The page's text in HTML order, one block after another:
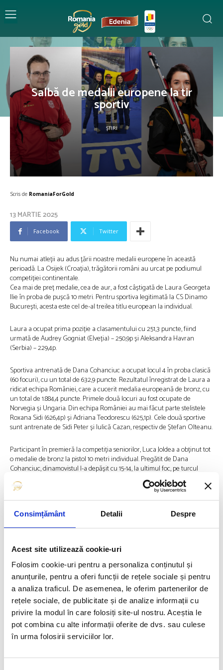
Consimțământ Detalii Despre
Acest site utilizează cookie-uri
Folosim cookie-uri pentru a personaliza conținutul și
anunțurile, pentru a oferi funcții de rețele sociale și pentru
a analiza traficul. De asemenea, le oferim partenerilor de
rețele sociale, de publicitate și de analize informații cu
privire la modul în care folosiți site-ul nostru. Aceștia le
pot combina cu alte informații oferite de dvs. sau culese
în urma folosirii serviciilor lor.
Salbă de medalii europene la tir
sportiv
ȘTIRI
Scris de RomaniaForGold
13 MARTIE 2025
Facebook Twitter
Nu numai atleții au adus țării noastre medalii europene în această
perioadă. La Osijek (Croația), trăgătorii români au urcat pe podiumul
competiției continentale.
Cea mai de preț medalie, cea de aur, a fost câștigată de Laura Georgeta
Ilie în proba de pușcă 10 metri. Pentru sportiva legitimată la CS Dinamo
București, acesta este cel de-al treilea titlu european la individual.
Laura a ocupat prima poziție a clasamentului cu 251,3 puncte, fiind
urmată de Audrey Gogniat (Elveția) – 250,9p și Aleksandra Havran
(Serbia) – 229,4p.
Sportiva antrenată de Dana Cohanciuc a ocupat locul 4 în proba clasică
(60 focuri), cu un total de 632,9 puncte. Rezultatul înregistrat de Laura a
ridicat echipa României, care a cucerit medalia europeană de bronz, cu
un total de 1.884,4 puncte. Primele două locuri au fost ocupate de
Norvegia și Ungaria. Din echipa României au mai făcut parte stelistele
Roxana Sidi (626,4p) și Adriana Teodorescu (625,1p). Cele două sportive
sunt antrenate de Sidi Peter și Iulică Cazan, respectiv de Ștefan Olteanu.
Participant în premieră la competiția seniorilor, Luca Joldea a obținut tot
o medalie de bronz la pistol 10 metri individual. Pregătit de Dana
Cohanciuc, dinamovistul l-a depășit cu 15-14, la ultimul foc, pe turcul
Mustafa Inan.
E de amintit că arădeanul a cucerit alte trei medalii la Campionatul
European, dar în întrecerea juniorilor.
Articolul precedent
MEDALIE DE AUR ÎN ATLETISM
DUPĂ O PAUZĂ DE 53 DE ANI.
CINE ESTE ANDREI RAREȘ
TOADER
Articolul următor
SCRIMA ROMÂNEASCÂ
RESPIRĂ: A REVENIT
OCTAVIAN ZIDARU!
FUELLED BY